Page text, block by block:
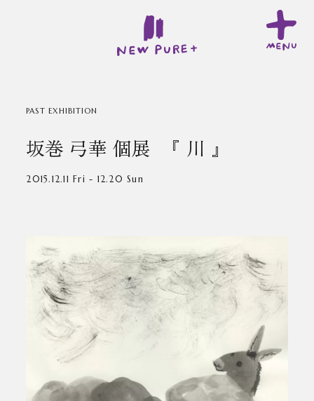
PAST EXHIBITION
坂巻 弓華 個展 『 川 』
2015.12.11 Fri - 12.20 Sun